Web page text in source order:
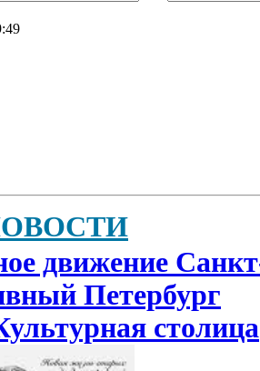
движение
Петербург
столица